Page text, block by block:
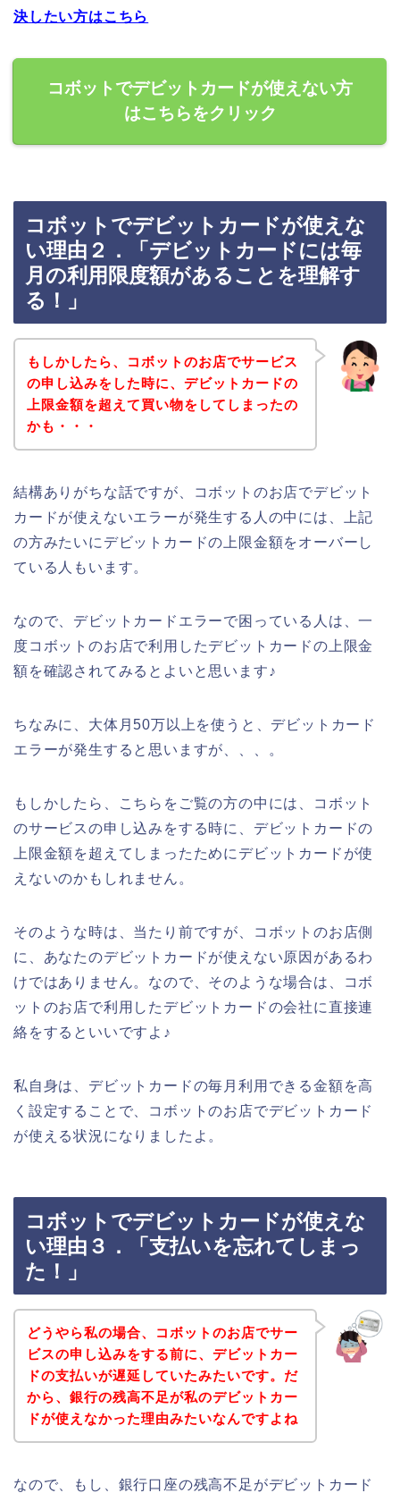
決したい方はこちら
コボットでデビットカードが使えない方
はこちらをクリック
コボットでデビットカードが使えな
い理由２．「デビットカードには毎
月の利用限度額があることを理解す
る！」
もしかしたら、コボットのお店でサービス
の申し込みをした時に、デビットカードの
上限金額を超えて買い物をしてしまったの
かも・・・
結構ありがちな話ですが、コボットのお店でデビット
カードが使えないエラーが発生する人の中には、上記
の方みたいにデビットカードの上限金額をオーバーし
ている人もいます。
なので、デビットカードエラーで困っている人は、一
度コボットのお店で利用したデビットカードの上限金
額を確認されてみるとよいと思います♪
ちなみに、大体月50万以上を使うと、デビットカード
エラーが発生すると思いますが、、、。
もしかしたら、こちらをご覧の方の中には、コボット
のサービスの申し込みをする時に、デビットカードの
上限金額を超えてしまったためにデビットカードが使
えないのかもしれません。
そのような時は、当たり前ですが、コボットのお店側
に、あなたのデビットカードが使えない原因があるわ
けではありません。なので、そのような場合は、コボ
ットのお店で利用したデビットカードの会社に直接連
絡をするといいですよ♪
私自身は、デビットカードの毎月利用できる金額を高
く設定することで、コボットのお店でデビットカード
が使える状況になりましたよ。
コボットでデビットカードが使えな
い理由３．「支払いを忘れてしまっ
た！」
どうやら私の場合、コボットのお店でサー
ビスの申し込みをする前に、デビットカー
ドの支払いが遅延していたみたいです。だ
から、銀行の残高不足が私のデビットカー
ドが使えなかった理由みたいなんですよね
なので、もし、銀行口座の残高不足がデビットカード